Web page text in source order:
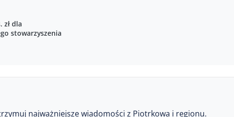
zł dla
stowarzyszenia
najważniejsze wiadomości z Piotrkowa i regionu.